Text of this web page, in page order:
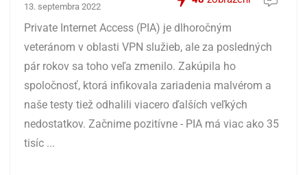
13. septembra 2022
Private Internet Access (PIA) je dlhoročným
veteránom v oblasti VPN služieb, ale za posledných
pár rokov sa toho veľa zmenilo. Zakúpila ho
spoločnosť, ktorá infikovala zariadenia malvérom a
naše testy tiež odhalili viacero ďalších veľkých
nedostatkov. Začnime pozitívne - PIA má viac ako 35
tisíc ...